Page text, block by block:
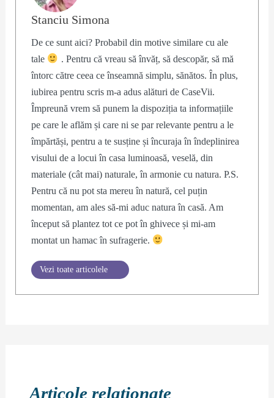
Stanciu Simona
De ce sunt aici? Probabil din motive similare cu ale
tale
. Pentru că vreau să învăț, să descopăr, să mă
întorc către ceea ce înseamnă simplu, sănătos. În plus,
iubirea pentru scris m-a adus alături de CaseVii.
Împreună vrem să punem la dispoziția ta informațiile
pe care le aflăm și care ni se par relevante pentru a le
împărtăși, pentru a te susține și încuraja în îndeplinirea
visului de a locui în casa luminoasă, veselă, din
materiale (cât mai) naturale, în armonie cu natura. P.S.
Pentru că nu pot sta mereu în natură, cel puțin
momentan, am ales să-mi aduc natura în casă. Am
început să plantez tot ce pot în ghivece și mi-am
montat un hamac în sufragerie.
Articole relaționate